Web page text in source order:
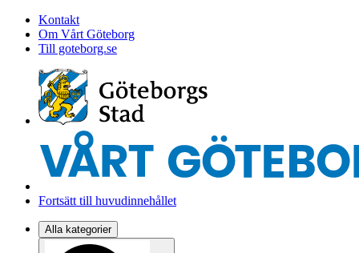
Kontakt
Om Vårt Göteborg
Till goteborg.se
Fortsätt till huvudinnehållet
Alla kategorier